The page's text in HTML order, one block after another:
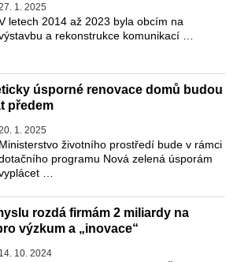
1. 2025
letech 2014 až 2023 byla obcím na
a rekonstrukce komunikací …
úsporné renovace domů budou
předem
1. 2025
Ministerstvo životního prostředí bude v rámci
programu Nová zelená úsporám
…
rozdá firmám 2 miliardy na
výzkum a „inovace“
14. 10. 2024